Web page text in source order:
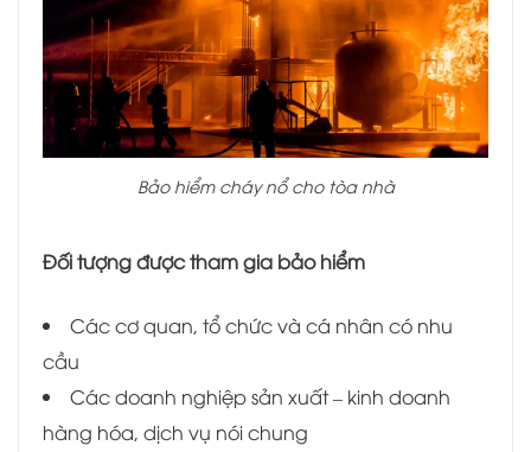
Bảo hiểm cháy nổ cho tòa nhà
Đối tượng được tham gia bảo hiểm
Các cơ quan, tổ chức và cá nhân có nhu
cầu
Các doanh nghiệp sản xuất – kinh doanh
hàng hóa, dịch vụ nói chung